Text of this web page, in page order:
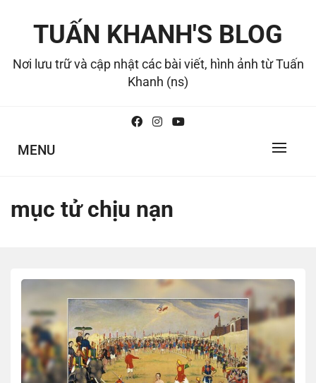
TUẤN KHANH'S BLOG
Nơi lưu trữ và cập nhật các bài viết, hình ảnh từ Tuấn
Khanh (ns)
MENU
mục tử chịu nạn